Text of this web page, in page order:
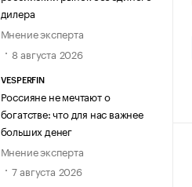
дилера
Мнение эксперта
8 августа 2026
VESPERFIN
Россияне не мечтают о
богатстве: что для нас важнее
больших денег
Мнение эксперта
7 августа 2026